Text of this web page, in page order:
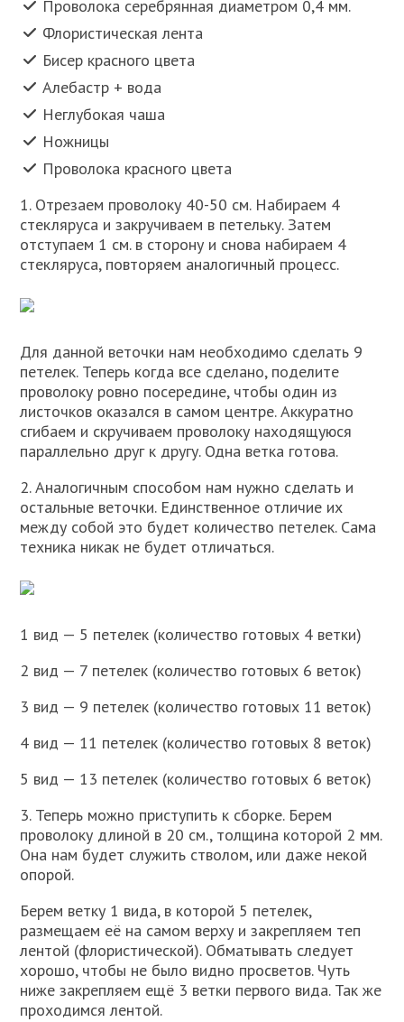
Проволока серебрянная диаметром 0,4 мм.
Флористическая лента
Бисер красного цвета
Алебастр + вода
Неглубокая чаша
Ножницы
Проволока красного цвета
1. Отрезаем проволоку 40-50 см. Набираем 4
стекляруса и закручиваем в петельку. Затем
отступаем 1 см. в сторону и снова набираем 4
стекляруса, повторяем аналогичный процесс.
Для данной веточки нам необходимо сделать 9
петелек. Теперь когда все сделано, поделите
проволоку ровно посередине, чтобы один из
листочков оказался в самом центре. Аккуратно
сгибаем и скручиваем проволоку находящуюся
параллельно друг к другу. Одна ветка готова.
2. Аналогичным способом нам нужно сделать и
остальные веточки. Единственное отличие их
между собой это будет количество петелек. Сама
техника никак не будет отличаться.
1 вид — 5 петелек (количество готовых 4 ветки)
2 вид — 7 петелек (количество готовых 6 веток)
3 вид — 9 петелек (количество готовых 11 веток)
4 вид — 11 петелек (количество готовых 8 веток)
5 вид — 13 петелек (количество готовых 6 веток)
3. Теперь можно приступить к сборке. Берем
проволоку длиной в 20 см., толщина которой 2 мм.
Она нам будет служить стволом, или даже некой
опорой.
Берем ветку 1 вида, в которой 5 петелек,
размещаем её на самом верху и закрепляем теп
лентой (флористической). Обматывать следует
хорошо, чтобы не было видно просветов. Чуть
ниже закрепляем ещё 3 ветки первого вида. Так же
проходимся лентой.